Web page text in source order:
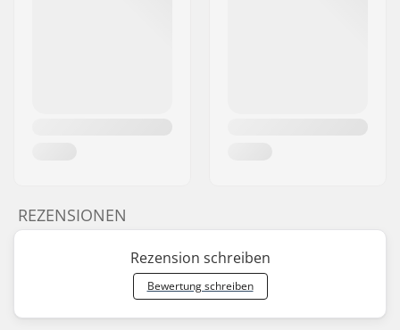
REZENSIONEN
Rezension schreiben
Bewertung schreiben